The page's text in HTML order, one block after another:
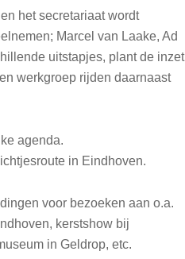
het secretariaat wordt
Marcel van Laake, Ad
uitstapjes, plant de inzet
werkgroep rijden daarnaast
agenda.
in Eindhoven.
voor bezoeken aan o.a.
kerstshow bij
in Geldrop, etc.